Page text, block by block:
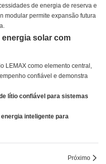
de energia de reserva e
modular permite expansão futura
solar com
LEMAX como elemento central,
confiável e demonstra
lítio confiável para sistemas
Próximo